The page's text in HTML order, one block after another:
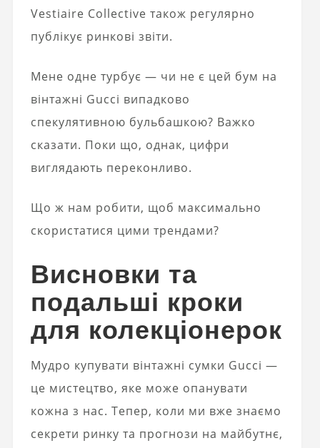
Vestiaire Collective також регулярно
публікує ринкові звіти.
Мене одне турбує — чи не є цей бум на
вінтажні Gucci випадково
спекулятивною бульбашкою? Важко
сказати. Поки що, однак, цифри
виглядають переконливо.
Що ж нам робити, щоб максимально
скористатися цими трендами?
Висновки та
подальші кроки
для колекціонерок
Мудро купувати вінтажні сумки Gucci —
це мистецтво, яке може опанувати
кожна з нас. Тепер, коли ми вже знаємо
секрети ринку та прогнози на майбутнє,